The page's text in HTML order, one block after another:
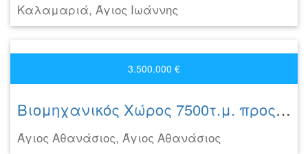
Καλαμαριά, Άγιος Ιωάννης
3.500.000 €
Βιομηχανικός Χώρος 7500τ.μ. προς πώληση
Άγιος Αθανάσιος, Άγιος Αθανάσιος